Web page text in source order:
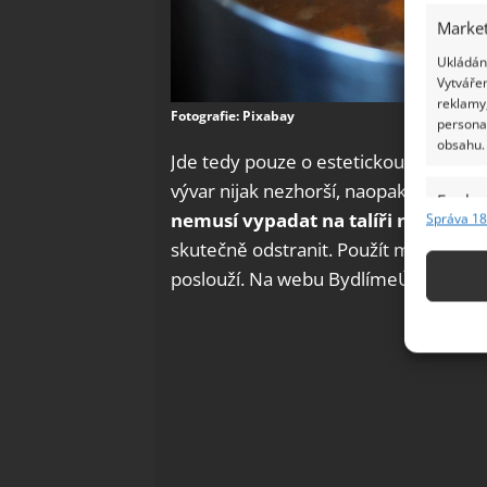
obsahu.
Funkce
Správa
Fotografie: Pixabay
Jde tedy pouze o estetickou
vývar nijak nezhorší, naopak mu
nemusí vypadat na talíři nejlépe,
skutečně odstranit. Použít můžete
poslouží. Na webu BydlímeÚtulně